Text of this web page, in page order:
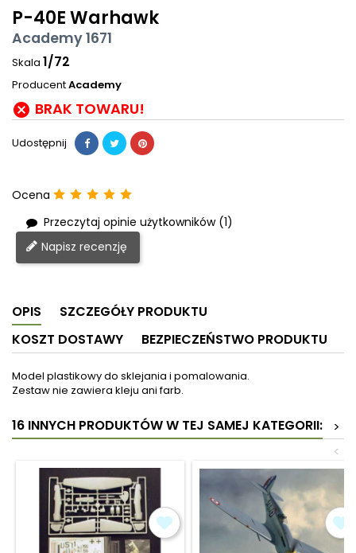
P-40E Warhawk
Academy 1671
Skala 1/72
ProducentAcademy
 BRAK TOWARU!
Udostępnij
Ocena
Przeczytaj opinie użytkowników (1)
Napisz recenzję
OPIS
SZCZEGÓŁY PRODUKTU
KOSZT DOSTAWY
BEZPIECZEŃSTWO PRODUKTU
Model plastikowy do sklejania i pomalowania.
Zestaw nie zawiera kleju ani farb.
16 INNYCH PRODUKTÓW W TEJ SAMEJ KATEGORII:
>
<